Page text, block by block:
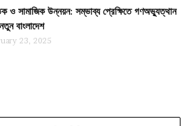
ও সামাজিক উন্নয়ন: সম্ভাব্য প্রেক্ষিতে গণঅভ্যুত্থান
বাংলাদেশ
23, 2025